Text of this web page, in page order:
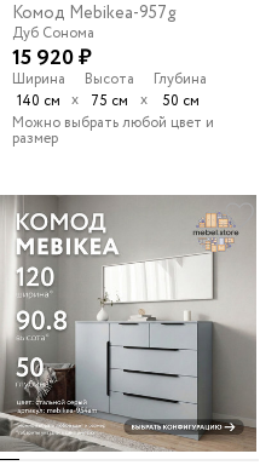
Комод Mebikea-957g
Дуб Сонома
15 920 ₽
Ширина
140 см х
Высота
75 см
х
Глубина
50 см
Можно выбрать любой цвет и
размер